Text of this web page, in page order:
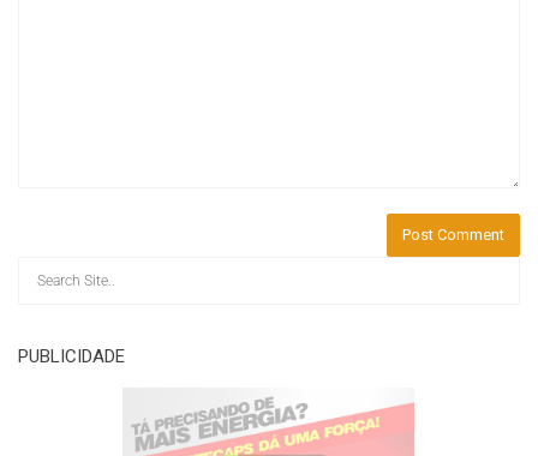
PUBLICIDADE